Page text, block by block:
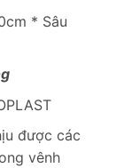
* Sâu
được các
vênh